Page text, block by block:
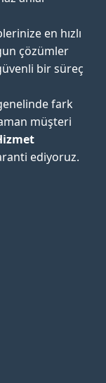
en hızlı
çözümler
bir süreç
fark
müşteri
ediyoruz.